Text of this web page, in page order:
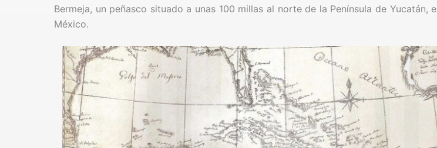
Bermeja, un peñasco situado a unas 100 millas al norte de la Península de Yucatán,
México.